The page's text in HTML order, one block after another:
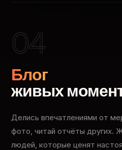
04
Блог
живых
Делись впечатлениями от
фото, читай отчёты других.
людей, которые ценят